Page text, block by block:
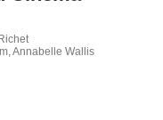
Annabelle Wallis